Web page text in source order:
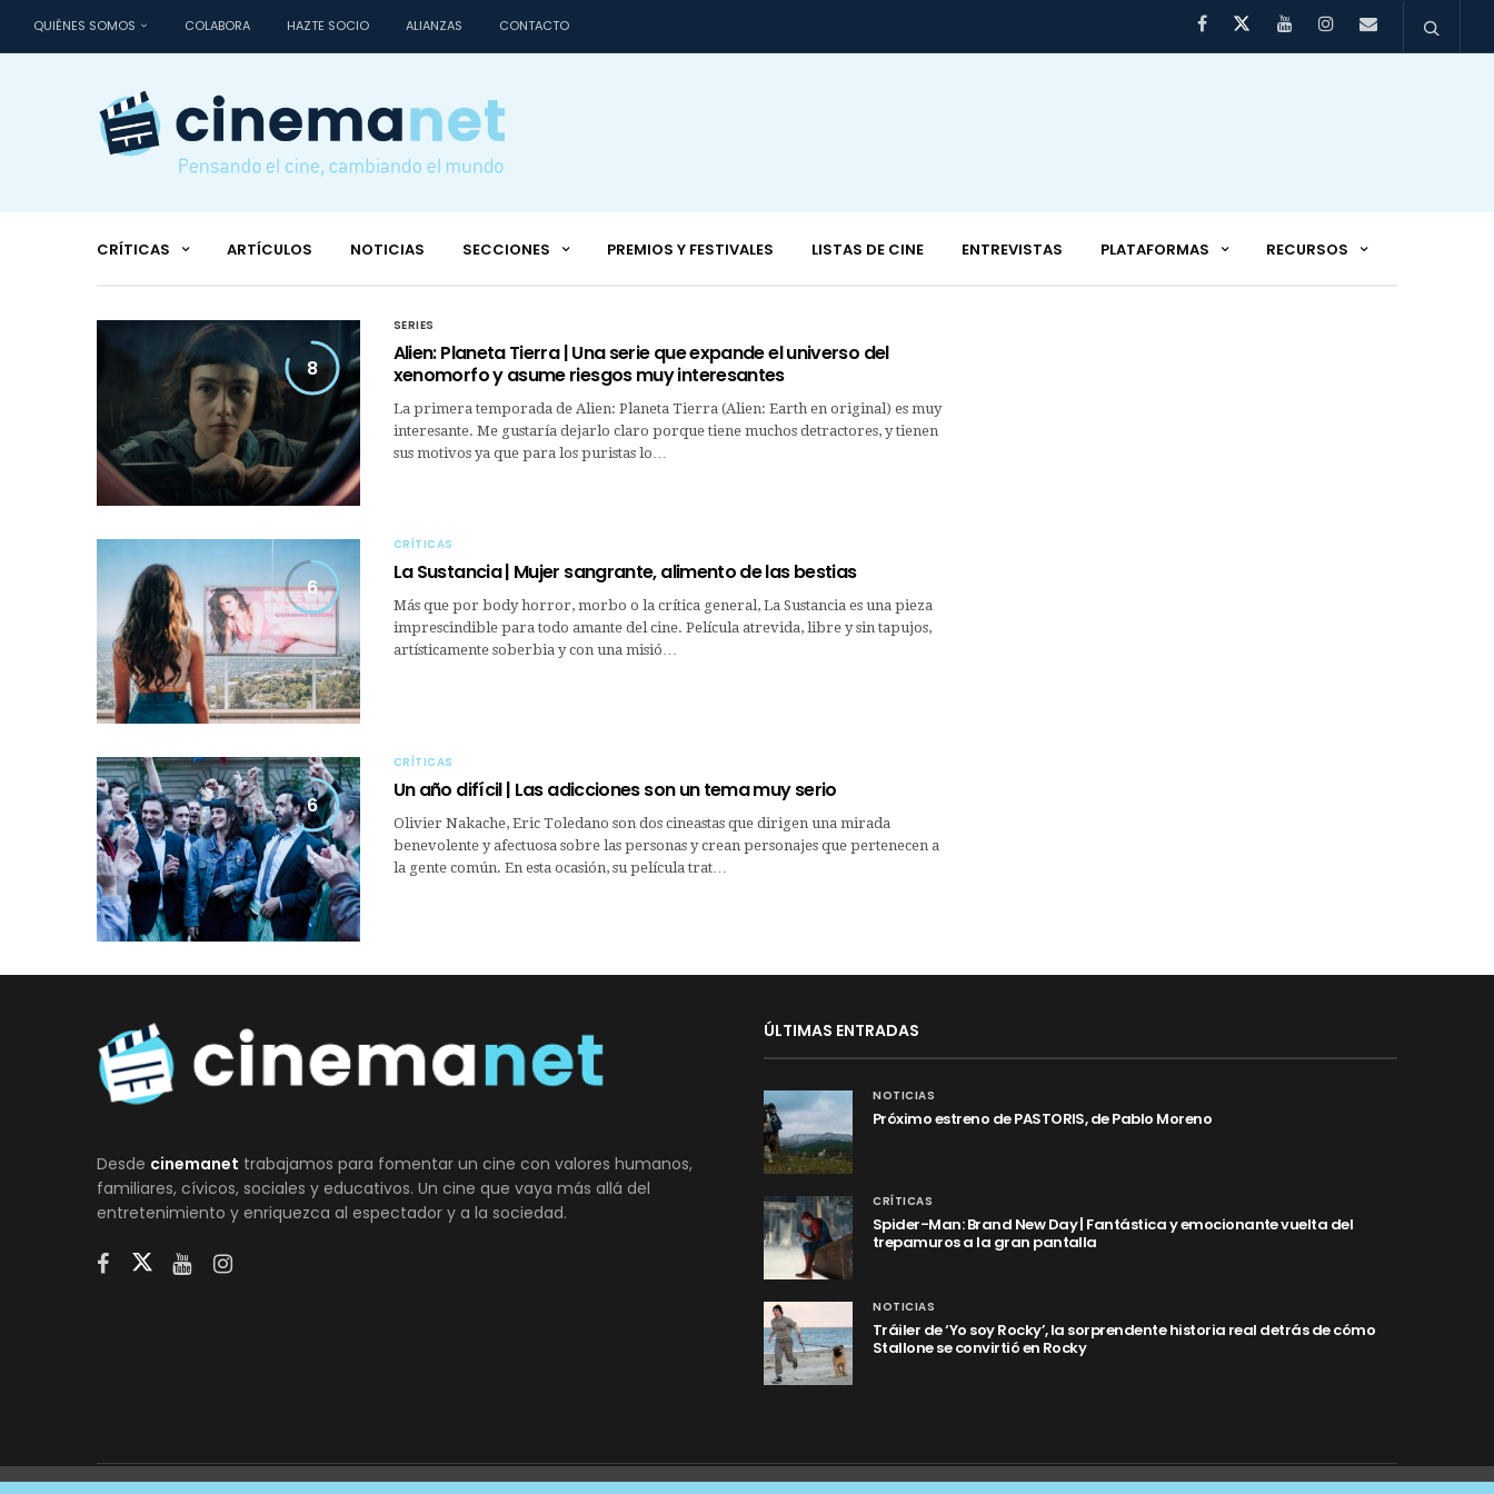
QUIÉNES SOMOS COLABORA HAZTE SOCIO ALIANZAS CONTACTO
CRÍTICAS ARTÍCULOS NOTICIAS SECCIONES PREMIOS Y FESTIVALES LISTAS DE CINE ENTREVISTAS PLATAFORMAS RECURSOS
8
SERIES
Alien: Planeta Tierra | Una serie que expande el universo del
xenomorfo y asume riesgos muy interesantes
La primera temporada de Alien: Planeta Tierra (Alien: Earth en original) es muy
interesante. Me gustaría dejarlo claro porque tiene muchos detractores, y tienen
sus motivos ya que para los puristas lo…
6
CRÍTICAS
La Sustancia | Mujer sangrante, alimento de las bestias
Más que por body horror, morbo o la crítica general, La Sustancia es una pieza
imprescindible para todo amante del cine. Película atrevida, libre y sin tapujos,
artísticamente soberbia y con una misió…
6
CRÍTICAS
Un año difícil | Las adicciones son un tema muy serio
Olivier Nakache, Eric Toledano son dos cineastas que dirigen una mirada
benevolente y afectuosa sobre las personas y crean personajes que pertenecen a
la gente común. En esta ocasión, su película trat…
Desde cinemanet trabajamos para fomentar un cine con valores humanos,
familiares, cívicos, sociales y educativos. Un cine que vaya más allá del
entretenimiento y enriquezca al espectador y a la sociedad.
ÚLTIMAS ENTRADAS
NOTICIAS
Próximo estreno de PASTORIS, de Pablo Moreno
CRÍTICAS
Spider-Man: Brand New Day | Fantástica y emocionante vuelta del
trepamuros a la gran pantalla
NOTICIAS
Tráiler de ‘Yo soy Rocky’, la sorprendente historia real detrás de cómo
Stallone se convirtió en Rocky